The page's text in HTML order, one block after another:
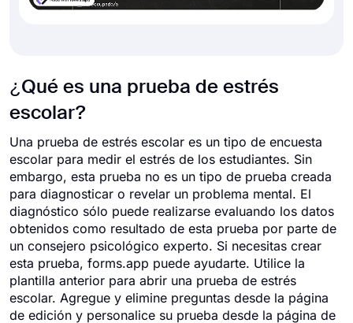
¿Qué es una prueba de estrés
escolar?
Una prueba de estrés escolar es un tipo de encuesta
escolar para medir el estrés de los estudiantes. Sin
embargo, esta prueba no es un tipo de prueba creada
para diagnosticar o revelar un problema mental. El
diagnóstico sólo puede realizarse evaluando los datos
obtenidos como resultado de esta prueba por parte de
un consejero psicológico experto. Si necesitas crear
esta prueba, forms.app puede ayudarte. Utilice la
plantilla anterior para abrir una prueba de estrés
escolar. Agregue y elimine preguntas desde la página
de edición y personalice su prueba desde la página de